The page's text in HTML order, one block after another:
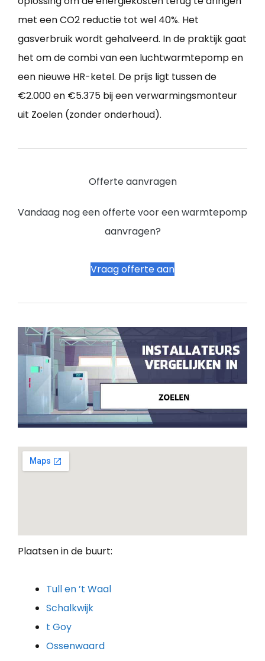
met een CO2 reductie tot wel 40%. Het
gasverbruik wordt gehalveerd. In de praktijk gaat
het om de combi van een luchtwarmtepomp en
een nieuwe HR-ketel. De prijs ligt tussen de
€2.000 en €5.375 bij een verwarmingsmonteur
uit Zoelen (zonder onderhoud).
Offerte aanvragen
Vandaag nog een offerte voor een warmtepomp
aanvragen?
Vraag offerte aan
Plaatsen in de buurt:
Tull en ’t Waal
Schalkwijk
t Goy
Ossenwaard